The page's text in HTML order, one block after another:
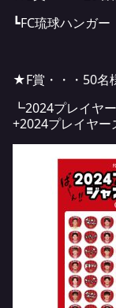
┗FC琉球ハンガー
★F賞・・・50名
┗2024プレイヤ
+2024プレイヤー